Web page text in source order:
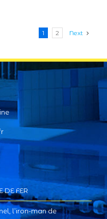
1 2 Next
DE FER
l’iron-man de